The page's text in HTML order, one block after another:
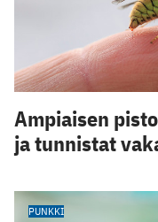
Ampiaisen
ja tunnistat
PUNKKI